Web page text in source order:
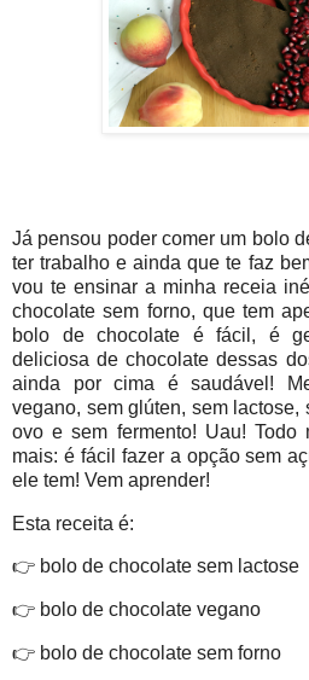
Já pensou poder comer um bolo
ter trabalho e ainda que te faz
vou te ensinar a minha receia
chocolate sem forno, que tem
bolo de chocolate é fácil, é
deliciosa de chocolate dessas
ainda por cima é saudável!
vegano, sem glúten, sem lactose,
ovo e sem fermento! Uau! Todo
mais: é fácil fazer a opção sem
ele tem! Vem aprender!
Esta receita é:
👉 bolo de chocolate sem lactose
👉 bolo de chocolate vegano
👉 bolo de chocolate sem forno